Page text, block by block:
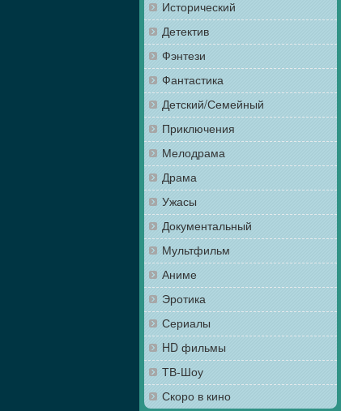
Исторический
Детектив
Фэнтези
Фантастика
Детский/Семейный
Приключения
Мелодрама
Драма
Ужасы
Документальный
Мультфильм
Аниме
Эротика
Сериалы
HD фильмы
ТВ-Шоу
Скоро в кино